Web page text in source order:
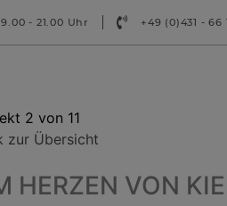
- 21.00 Uhr +49 (0)431 - 66
2 von 11
zur Übersicht
VON